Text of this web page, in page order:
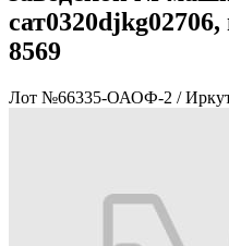
сат0320djkg02706,
8569
Лот №66335-ОАОФ-2 /